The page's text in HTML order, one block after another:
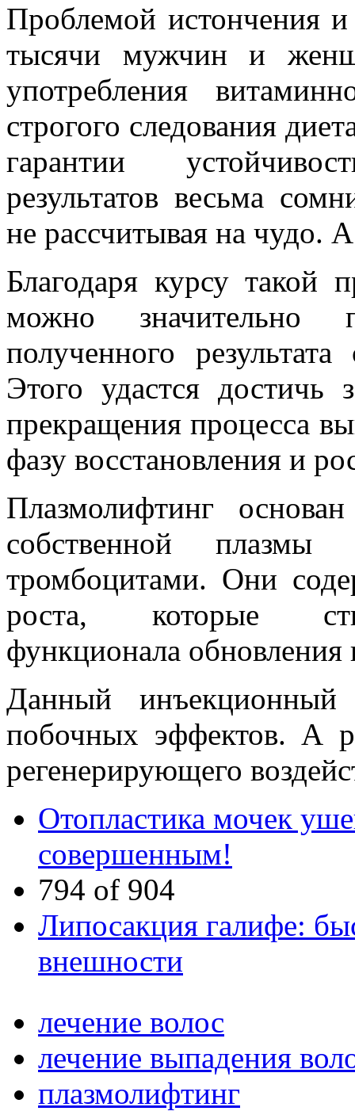
Проблемой истончения
тысячи мужчин и
употребления
строгого следования
гарантии
результатов весьма
не рассчитывая на чудо.
Благодаря курсу такой
можно значительно
полученного
Этого удастся достичь
прекращения процесса
фазу восстановления и
Плазмолифтинг
собственной плазмы
тромбоцитами. Они
роста, которые
функционала обновления
Данный
побочных эффектов. А
регенерирующего
Отопластика мочек
совершенным!
794 of 904
Липосакция галифе:
внешности
лечение волос
лечение выпадения
плазмолифтинг